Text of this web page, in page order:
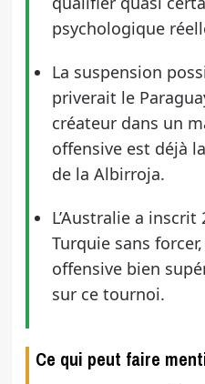
psychologique
La suspension
priverait le
créateur dans un
offensive est déjà
de la Albirroja.
L’Australie a
Turquie sans
offensive bien
sur ce tournoi.
Ce qui peut faire